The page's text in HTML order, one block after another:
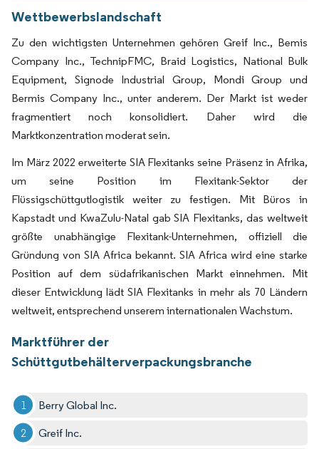
Wettbewerbslandschaft
Zu den wichtigsten Unternehmen gehören Greif Inc., Bemis
Company Inc., TechnipFMC, Braid Logistics, National Bulk
Equipment, Signode Industrial Group, Mondi Group und
Bermis Company Inc., unter anderem. Der Markt ist weder
fragmentiert noch konsolidiert. Daher wird die
Marktkonzentration moderat sein.
Im März 2022 erweiterte SIA Flexitanks seine Präsenz in Afrika,
um seine Position im Flexitank-Sektor der
Flüssigschüttgutlogistik weiter zu festigen. Mit Büros in
Kapstadt und KwaZulu-Natal gab SIA Flexitanks, das weltweit
größte unabhängige Flexitank-Unternehmen, offiziell die
Gründung von SIA Africa bekannt. SIA Africa wird eine starke
Position auf dem südafrikanischen Markt einnehmen. Mit
dieser Entwicklung lädt SIA Flexitanks in mehr als 70 Ländern
weltweit, entsprechend unserem internationalen Wachstum.
Marktführer der
Schüttgutbehälterverpackungsbranche
Berry Global Inc.
Greif Inc.